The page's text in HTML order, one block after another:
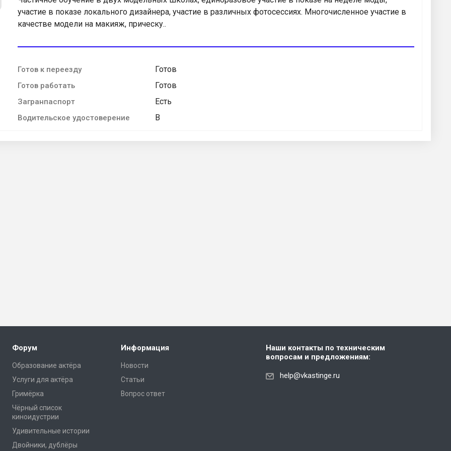
участие в показе локального дизайнера, участие в различных фотосессиях. Многочисленное участие в
качестве модели на макияж, прическу..
Готов к переезду Готов
Готов работать Готов
Загранпаспорт Есть
Водительское удостоверение B
Форум
Образование актёра
Услуги для актёра
Гримёрка
Чёрный список
киноидустрии
Удивительные истории
Двойники, дублёры
Информация
Новости
Статьи
Вопрос ответ
Наши контакты по техническим
вопросам и предложениям:
help@vkastinge.ru